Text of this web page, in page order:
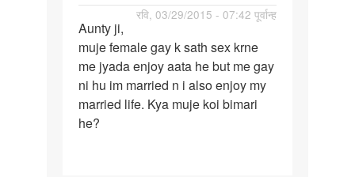
रवि, 03/29/2015 - 07:42 पूर्वान्ह
Aunty
ji,
muje
female
gay
k
Aunty ji,
muje female gay k sath sex krne
me jyada enjoy aata he but me gay
ni hu im married n i also enjoy my
married life. Kya muje koi bimari
he?